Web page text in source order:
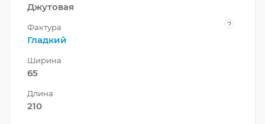
Джутовая
Фактура ?
Гладкий
Ширина
65
Длина
210